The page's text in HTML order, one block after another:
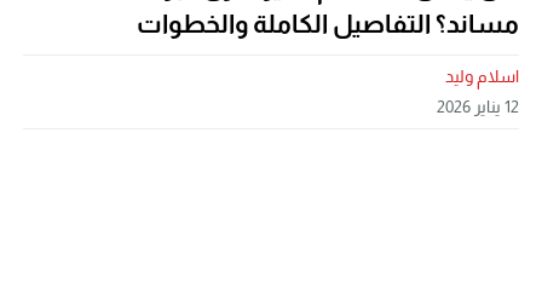
مساند؟ التفاصيل الكاملة والخطوات
اسلام وليد
12 يناير 2026